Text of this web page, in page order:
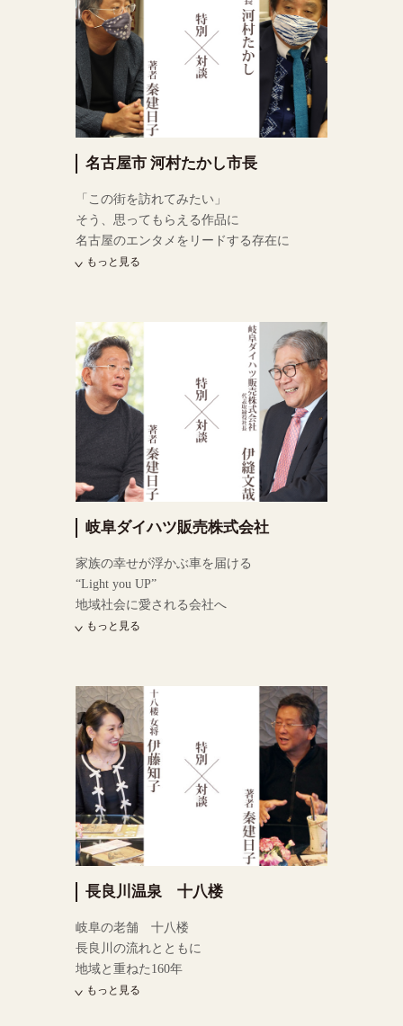
名古屋市 河村たかし市長
「この街を訪れてみたい」
そう、思ってもらえる作品に
名古屋のエンタメをリードする存在に
もっと見る
岐阜ダイハツ販売株式会社
家族の幸せが浮かぶ車を届ける
“Light you UP”​
地域社会に愛される会社へ
もっと見る
長良川温泉 十八楼
岐阜の老舗 十八楼
長良川の流れとともに
地域と重ねた160年
もっと見る